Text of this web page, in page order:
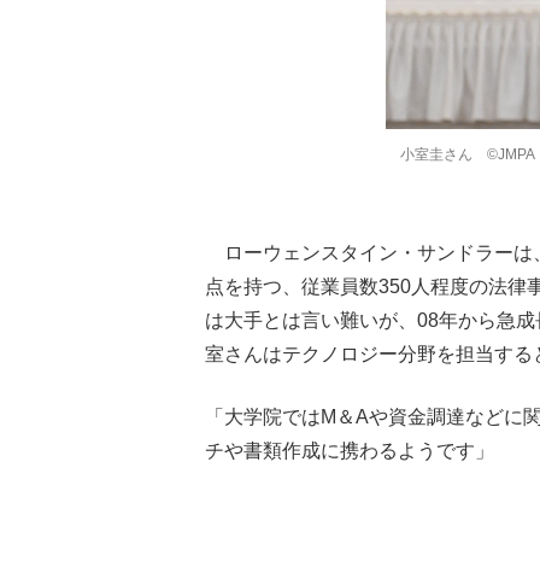
小室圭さん ©JMPA
ローウェンスタイン・サンドラーは
点を持つ、従業員数350人程度の法律
は大手とは言い難いが、08年から急
室さんはテクノロジー分野を担当する
「大学院ではM＆Aや資金調達など
チや書類作成に携わるようです」